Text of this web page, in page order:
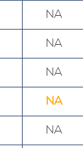
NA
NA
NA
NA
NA